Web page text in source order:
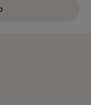
di cui sopra